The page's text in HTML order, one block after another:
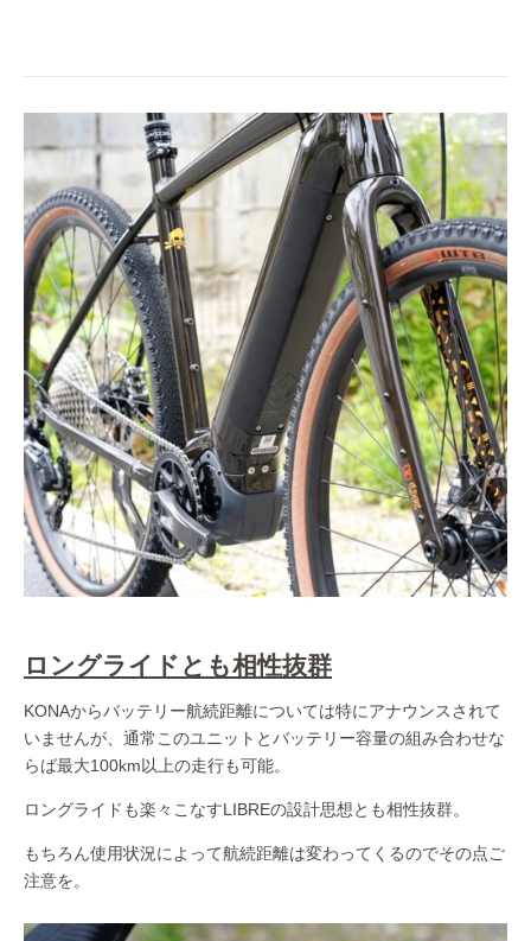
ロングライドとも相性抜群
KONAからバッテリー航続距離については特にアナウンスされて
いませんが、通常このユニットとバッテリー容量の組み合わせな
らば最大100km以上の走行も可能。
ロングライドも楽々こなすLIBREの設計思想とも相性抜群。
もちろん使用状況によって航続距離は変わってくるのでその点ご
注意を。